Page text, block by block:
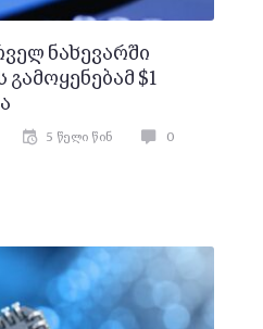
ნახევარში
$1
5 წელი წინ 0